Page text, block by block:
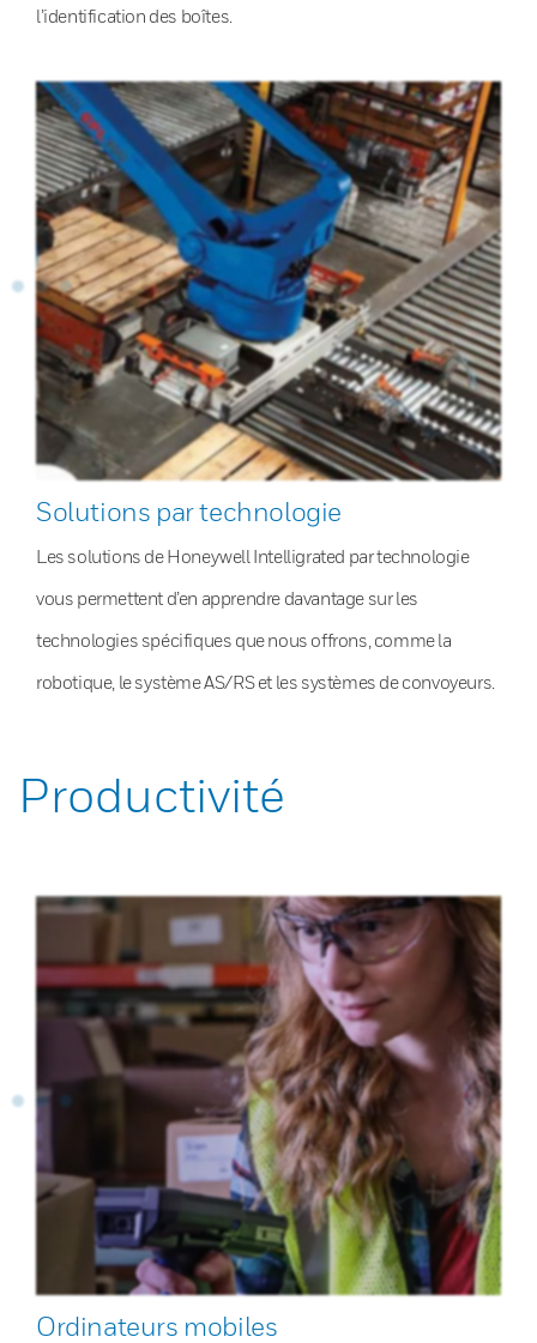
l’identification des boîtes.
Solutions par technologie
Les solutions de Honeywell Intelligrated par technologie
vous permettent d’en apprendre davantage sur les
technologies spécifiques que nous offrons, comme la
robotique, le système AS/RS et les systèmes de convoyeurs.
Productivité
Ordinateurs mobiles